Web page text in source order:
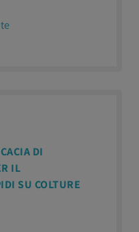
DI
IL
SU COLTURE